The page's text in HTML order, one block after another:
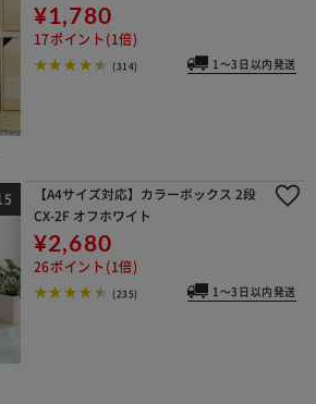
¥1,780
17ポイント(1倍)
(314) 1～3日以内発送
【A4サイズ対応】カラーボックス 2段
CX-2F オフホワイト
¥2,680
26ポイント(1倍)
(235) 1～3日以内発送